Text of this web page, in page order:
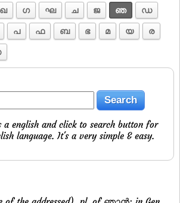
ഖ ഗ ഘ ച ജ ഞ ഡ
പ ഫ ബ ഭ മ യ ര
english and click to search button for
language. It's a very simple & easy.